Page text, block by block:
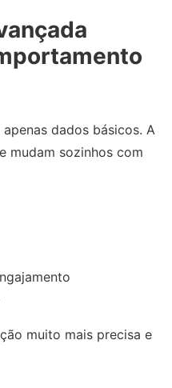
dados básicos. A
mudam sozinhos com
muito mais precisa e